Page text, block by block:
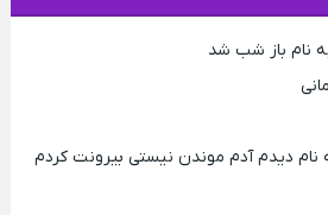
نام باز شب شد
دیدم آدم موندن نیستی بیرونت کردم